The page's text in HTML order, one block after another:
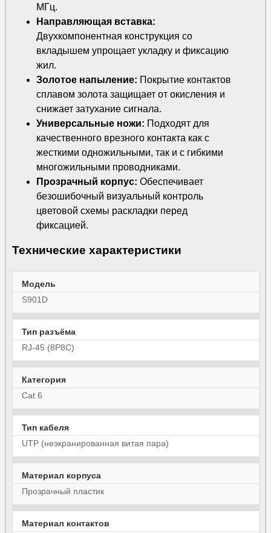
МГц.
Направляющая вставка:
Двухкомпонентная конструкция со
вкладышем упрощает укладку и фиксацию
жил.
Золотое напыление: Покрытие контактов
сплавом золота защищает от окисления и
снижает затухание сигнала.
Универсальные ножи: Подходят для
качественного врезного контакта как с
жесткими одножильными, так и с гибкими
многожильными проводниками.
Прозрачный корпус: Обеспечивает
безошибочный визуальный контроль
цветовой схемы раскладки перед
фиксацией.
Технические характеристики
Модель
S901D
Тип разъёма
RJ-45 (8P8C)
Категория
Cat 6
Тип кабеля
UTP (неэкранированная витая пара)
Материал корпуса
Прозрачный пластик
Материал контактов